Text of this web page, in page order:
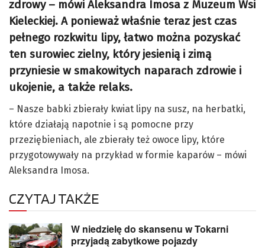
zdrowy – mówi Aleksandra Imosa z Muzeum Wsi
Kieleckiej. A ponieważ właśnie teraz jest czas
pełnego rozkwitu lipy, łatwo można pozyskać
ten surowiec zielny, który jesienią i zimą
przyniesie w smakowitych naparach zdrowie i
ukojenie, a także relaks.
– Nasze babki zbierały kwiat lipy na susz, na herbatki,
które działają napotnie i są pomocne przy
przeziębieniach, ale zbierały też owoce lipy, które
przygotowywały na przykład w formie kaparów – mówi
Aleksandra Imosa.
CZYTAJ TAKŻE
W niedzielę do skansenu w Tokarni
przyjadą zabytkowe pojazdy